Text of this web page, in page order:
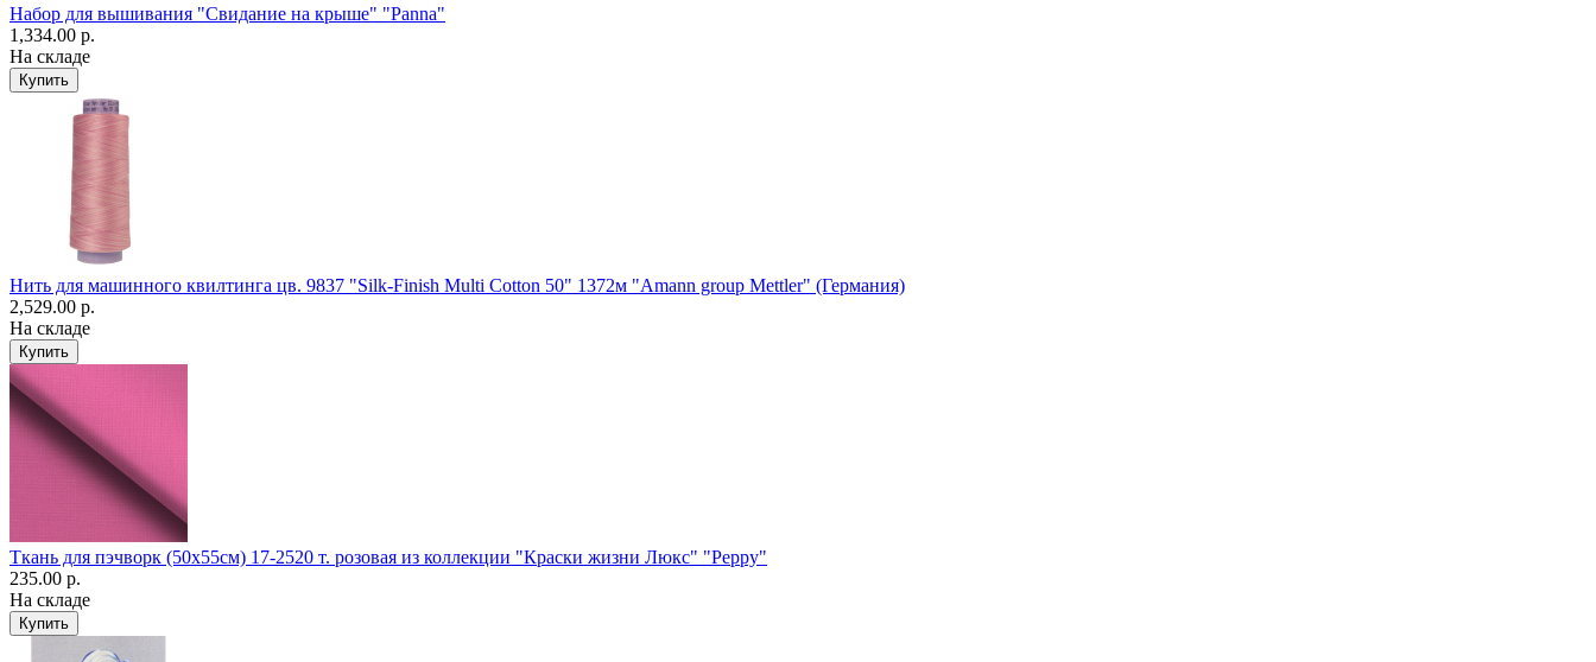
Набор для вышивания "Свидание на крыше" "Panna"
1,334.00 р.
На складе
Нить для машинного квилтинга цв. 9837 "Silk-Finish Multi Cotton 50" 1372м "Amann group Mettler" (Германия)
2,529.00 р.
На складе
Ткань для пэчворк (50x55см) 17-2520 т. розовая из коллекции "Краски жизни Люкс" "Peppy"
235.00 р.
На складе